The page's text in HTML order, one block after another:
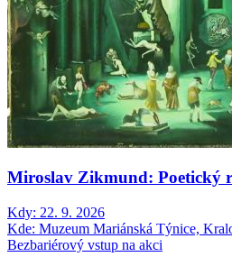
Miroslav Zikmund: Poetický
Kdy: 22. 9. 2026
Kde: Muzeum Mariánská Týnice,
Bezbariérový vstup na akci